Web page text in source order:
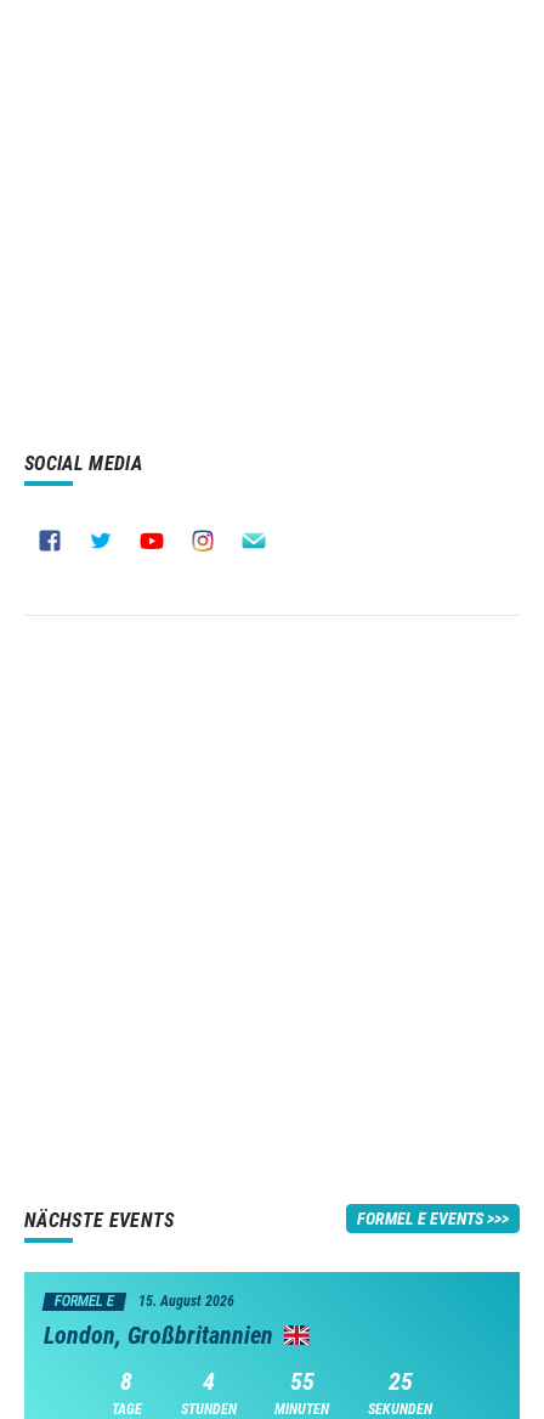
SOCIAL MEDIA
NÄCHSTE EVENTS FORMEL E EVENTS
FORMEL E 15. August 2026
London, Großbritannien
8
TAGE
4
STUNDEN
55
MINUTEN
24
SEKUNDEN